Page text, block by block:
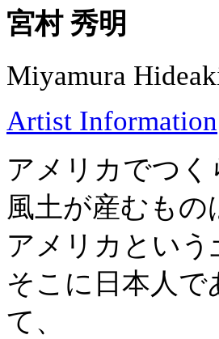
宮村 秀明
Miyamura
Artist Information
アメリカでつ
風土が産むも
アメリカとい
そこに日本人
て、